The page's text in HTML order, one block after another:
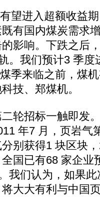
进入超额收益期
有国内煤炭需求
影响。下跌之后
。我们预计3 季度
季来临之前，煤
技、郑煤机。
招标一触即发
年7 月，页岩气
别获得1 块区块
国已有68 家企业
我们认为，如果
大大有利与中国